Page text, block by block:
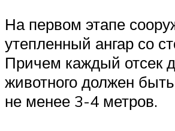
На первом этапе
утепленный ангар со
Причем каждый отсек
животного должен
не менее 3-4 метров.